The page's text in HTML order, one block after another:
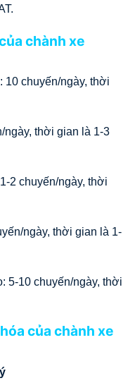
chành xe
10 chuyến/ngày, thời
ngày, thời gian là 1-3
2 chuyến/ngày, thời
ngày, thời gian là 1-
5-10 chuyến/ngày, thời
của chành xe